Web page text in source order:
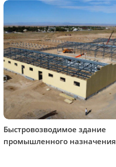
Быстровозводимое здание
промышленного назначения